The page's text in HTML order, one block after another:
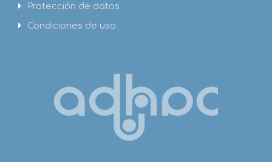
Protección de datos
Condiciones de uso